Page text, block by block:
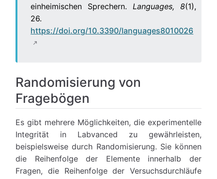
einheimischen Sprechern. Languages, 8(1),
26.
https://doi.org/10.3390/languages8010026
Randomisierung von
Fragebögen
Es gibt mehrere Möglichkeiten, die experimentelle
Integrität in Labvanced zu gewährleisten,
beispielsweise durch Randomisierung. Sie können
die Reihenfolge der Elemente innerhalb der
Fragen, die Reihenfolge der Versuchsdurchläufe